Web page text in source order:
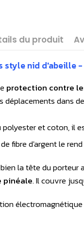
du produit
style nid d'abeille -
protection contre
déplacements dans
polyester et coton, il
fibre d'argent le
la tête du porteur
pinéale. Il couvre